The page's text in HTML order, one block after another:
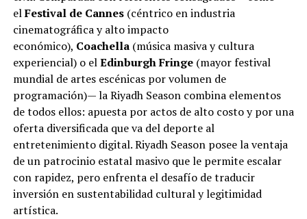
elFestival de Cannes(céntrico en industria
cinematográfica y alto impacto
económico), Coachella(música masiva y cultura
experiencial) o elEdinburgh Fringe(mayor festival
mundial de artes escénicas por volumen de
programación)— la Riyadh Season combina elementos
de todos ellos: apuesta por actos de alto costo y por una
oferta diversificada que va del deporte al
entretenimiento digital. Riyadh Season posee la ventaja
de un patrocinio estatal masivo que le permite escalar
con rapidez, pero enfrenta el desafío de traducir
inversión en sustentabilidad cultural y legitimidad
artística.